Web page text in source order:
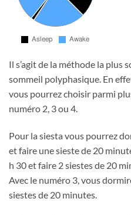
Il s’agit de la méthode la plus
sommeil polyphasique. En
vous pourrez choisir parmi
numéro 2, 3 ou 4.
Pour la siesta vous pourrez
et faire une sieste de 20
h 30 et faire 2 siestes de 20
Avec le numéro 3, vous
siestes de 20 minutes.